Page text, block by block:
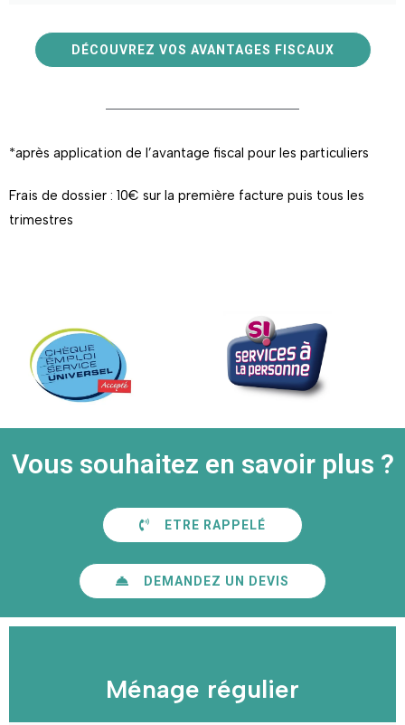
DÉCOUVREZ VOS AVANTAGES FISCAUX
*après application de l’avantage fiscal pour les particuliers
Frais de dossier : 10€ sur la première facture puis tous les
trimestres
Vous souhaitez en savoir plus ?
ETRE RAPPELÉ
DEMANDEZ UN DEVIS
Ménage régulier